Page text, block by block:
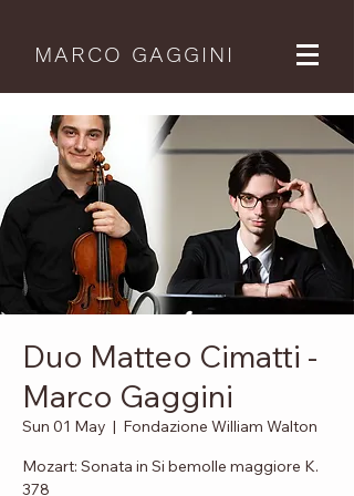
MARCO GAGGINI
Duo Matteo Cimatti -
Marco Gaggini
Sun 01 May
  |
Fondazione William Walton
Mozart: Sonata in Si bemolle maggiore K.
378